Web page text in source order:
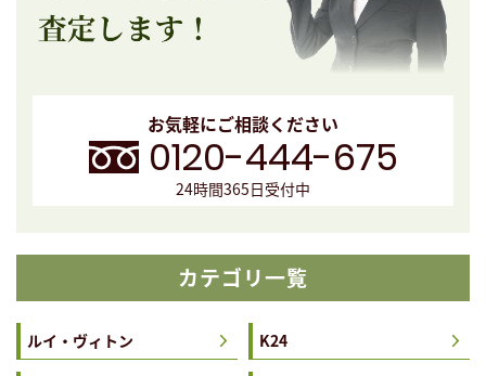
お気軽にご相談ください
0120-444-675
24時間365日受付中
カテゴリ一覧
ルイ・ヴィトン K24